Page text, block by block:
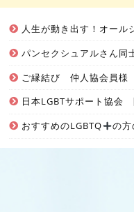
人生が動き出す！オール
パンセクシュアルさん
ご縁結び 仲人協会員
日本LGBTサポート協会
おすすめのLGBTQ
の